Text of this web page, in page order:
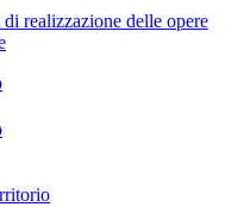
realizzazione delle opere